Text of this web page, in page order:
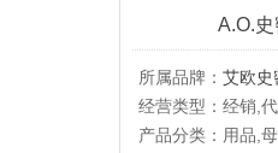
A.O.
所属品牌： 艾欧史
经营类型：经销,
产品分类：用品,